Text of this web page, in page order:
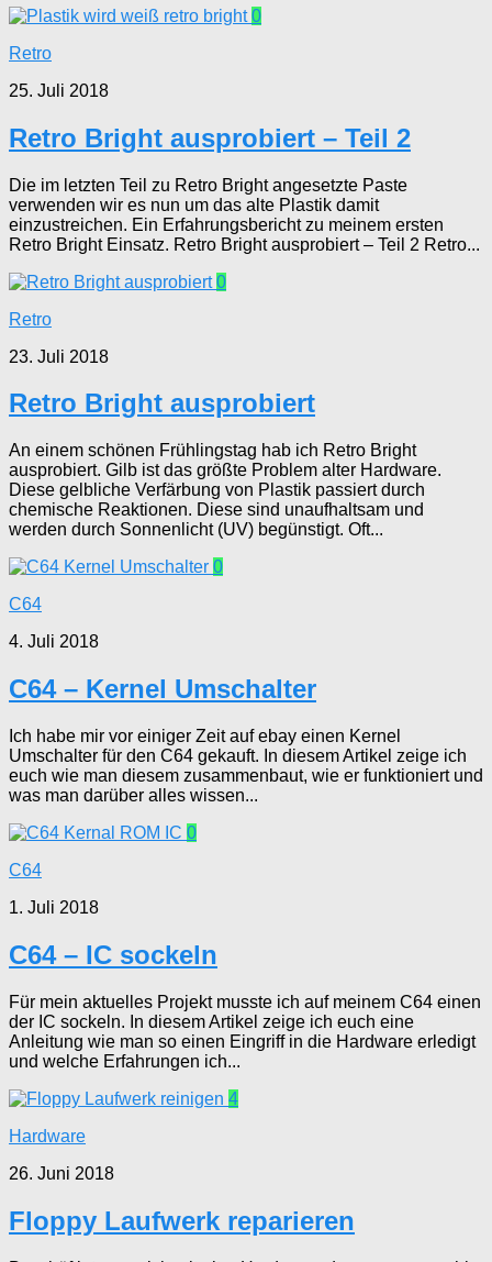
0
Retro
25. Juli 2018
Retro Bright ausprobiert – Teil 2
Die im letzten Teil zu Retro Bright angesetzte Paste
verwenden wir es nun um das alte Plastik damit
einzustreichen. Ein Erfahrungsbericht zu meinem ersten
Retro Bright Einsatz. Retro Bright ausprobiert – Teil 2 Retro...
0
Retro
23. Juli 2018
Retro Bright ausprobiert
An einem schönen Frühlingstag hab ich Retro Bright
ausprobiert. Gilb ist das größte Problem alter Hardware.
Diese gelbliche Verfärbung von Plastik passiert durch
chemische Reaktionen. Diese sind unaufhaltsam und
werden durch Sonnenlicht (UV) begünstigt. Oft...
0
C64
4. Juli 2018
C64 – Kernel Umschalter
Ich habe mir vor einiger Zeit auf ebay einen Kernel
Umschalter für den C64 gekauft. In diesem Artikel zeige ich
euch wie man diesem zusammenbaut, wie er funktioniert und
was man darüber alles wissen...
0
C64
1. Juli 2018
C64 – IC sockeln
Für mein aktuelles Projekt musste ich auf meinem C64 einen
der IC sockeln. In diesem Artikel zeige ich euch eine
Anleitung wie man so einen Eingriff in die Hardware erledigt
und welche Erfahrungen ich...
4
Hardware
26. Juni 2018
Floppy Laufwerk reparieren